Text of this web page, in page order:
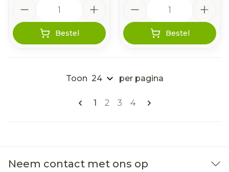
Bestel Bestel
Pagina's
U lees momenteel pagina
1 Pagina
2 Pagina
3 Pagina
4
Toon per pagina
Neem contact met ons op